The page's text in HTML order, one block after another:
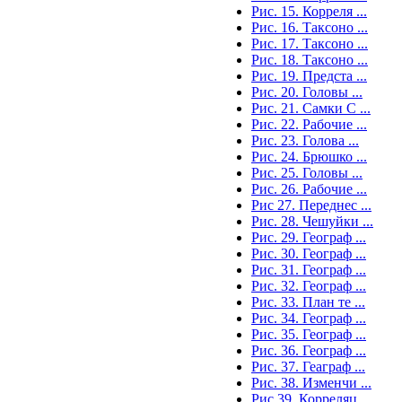
Рис. 15. Корреля ...
Рис. 16. Таксоно ...
Рис. 17. Таксоно ...
Рис. 18. Таксоно ...
Рис. 19. Предста ...
Рис. 20. Головы ...
Рис. 21. Самки C ...
Рис. 22. Рабочие ...
Рис. 23. Голова ...
Рис. 24. Брюшко ...
Рис. 25. Головы ...
Рис. 26. Рабочие ...
Рис 27. Переднес ...
Рис. 28. Чешуйки ...
Рис. 29. Географ ...
Рис. 30. Географ ...
Рис. 31. Географ ...
Рис. 32. Географ ...
Рис. 33. План те ...
Рис. 34. Географ ...
Рис. 35. Географ ...
Рис. 36. Географ ...
Рис. 37. Геаграф ...
Рис. 38. Изменчи ...
Рис.39. Корреляц ...